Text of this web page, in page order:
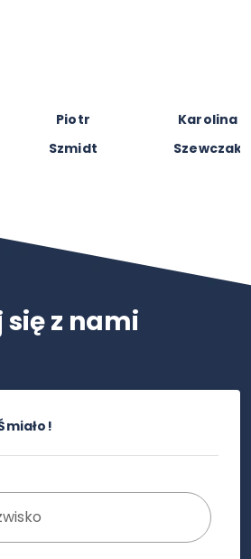
Piotr
Szmidt
Karolina
Szewczak
z nami